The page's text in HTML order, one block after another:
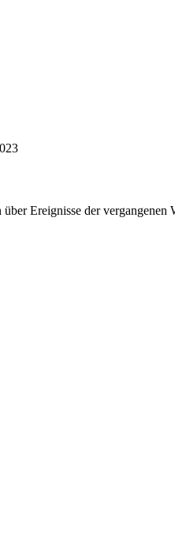
über Ereignisse der